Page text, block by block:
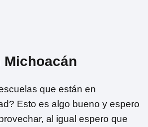
Michoacán
que están en
Esto es algo bueno y espero
al igual espero que